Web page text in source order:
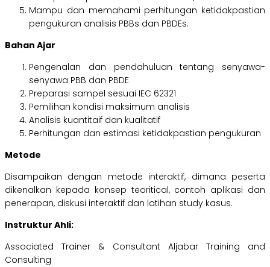
Mampu dan memahami perhitungan ketidakpastian
pengukuran analisis PBBs dan PBDEs.
Bahan Ajar
Pengenalan dan pendahuluan tentang senyawa-
senyawa PBB dan PBDE
Preparasi sampel sesuai IEC 62321
Pemilihan kondisi maksimum analisis
Analisis kuantitaif dan kualitatif
Perhitungan dan estimasi ketidakpastian pengukuran
Metode
Disampaikan dengan metode interaktif, dimana peserta
dikenalkan kepada konsep teoritical, contoh aplikasi dan
penerapan, diskusi interaktif dan latihan study kasus.
Instruktur Ahli:
Associated Trainer & Consultant Aljabar Training and
Consulting